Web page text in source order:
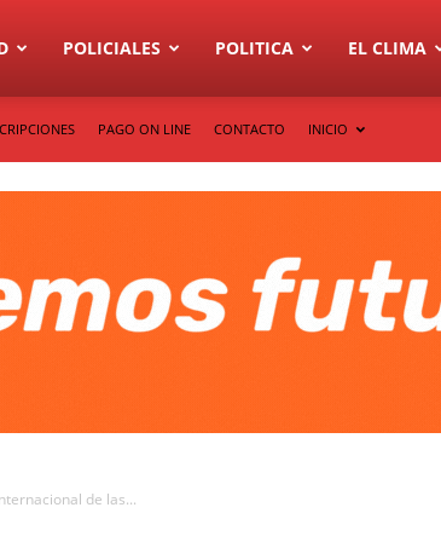
POLICIALES POLITICA EL CLIMA
PAGO ON LINE CONTACTO INICIO
de las...